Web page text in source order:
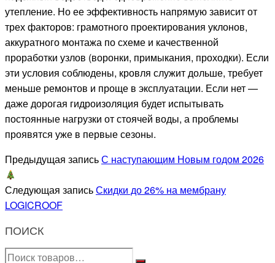
утепление. Но ее эффективность напрямую зависит от
трех факторов: грамотного проектирования уклонов,
аккуратного монтажа по схеме и качественной
проработки узлов (воронки, примыкания, проходки). Если
эти условия соблюдены, кровля служит дольше, требует
меньше ремонтов и проще в эксплуатации. Если нет —
даже дорогая гидроизоляция будет испытывать
постоянные нагрузки от стоячей воды, а проблемы
проявятся уже в первые сезоны.
Предыдущая записьС наступающим Новым годом 2026
Следующая записьСкидки до 26% на мембрану
LOGICROOF
ПОИСК